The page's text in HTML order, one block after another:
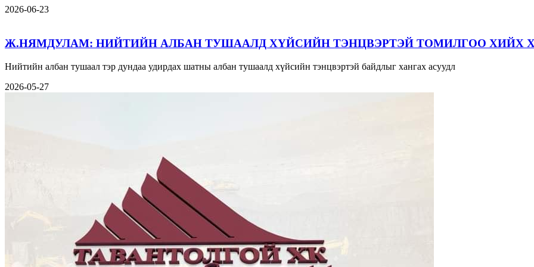
2026-06-23
Ж.НЯМДУЛАМ: НИЙТИЙН АЛБАН ТУШААЛД ХҮЙСИЙН ТЭНЦВЭРТЭЙ ТОМИЛГОО ХИЙХ
Нийтийн албан тушаал тэр дундаа удирдах шатны албан тушаалд хүйсийн тэнцвэртэй байдлыг хангах асуудл
2026-05-27